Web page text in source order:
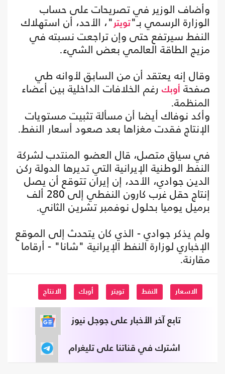
وأضاف الوزير في تصريحات على حساب
الوزارة الرسمي بـ"تويتر "، الأحد، أن استهلاك
النفط سيرتفع حتى وإن تراجعت نسبته في
مزيج الطاقة العالمي بعض الشيء.
وقال إنه يعتقد أن من السابق لأوانه طي
صفحة أوبك رغم الخلافات الداخلية بين أعضاء
المنظمة.
وأكد نوفاك أيضا أن مسألة تثبيت مستويات
الإنتاج فقدت مغزاها بعد صعود أسعار النفط.
في سياق متصل، قال العضو المنتدب لشركة
النفط الوطنية الإيرانية التي تديرها الدولة ركن
الدين جوادي، الأحد، إن إيران تتوقع أن يصل
إنتاج حقل غرب كارون النفطي إلى 280 ألف
برميل يوميا بحلول نوفمبر تشرين الثاني.
ولم يذكر جوادي - الذي كان يتحدث إلى الموقع
الإخباري لوزارة النفط الإيرانية "شانا" - أرقاما
مقارنة.
الاسعار النفط تويتر أوبك الانتاج
تابع آخر الأخبار على جوجل نيوز
اشترك في قناتنا على تليغرام